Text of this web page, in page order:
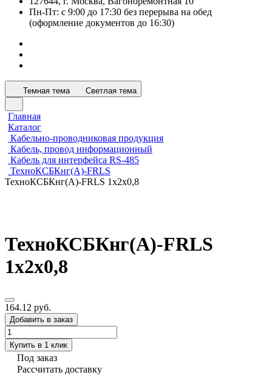
Пн-Пт: с 9:00 до 17:30 без перерыва на обед
(оформление документов до 16:30)
Темная тема Светлая тема
Главная
Каталог
Кабельно-проводниковая продукция
Кабель, провод информационный
Кабель для интерфейса RS-485
ТехноКСБКнг(А)-FRLS
ТехноКСБКнг(А)-FRLS 1х2х0,8
ТехноКСБКнг(А)-FRLS
1х2х0,8
164.12 руб.
Добавить в заказ
Купить в 1 клик
Под заказ
Рассчитать доставку